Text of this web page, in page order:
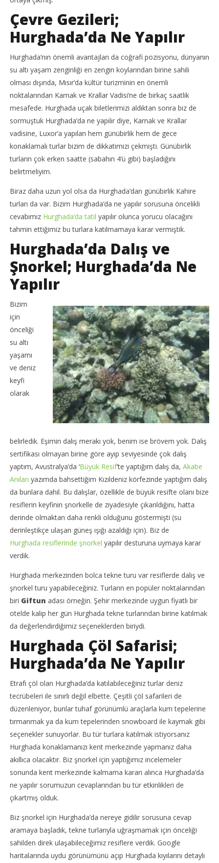
Hurghada’da Ne Yapılır; Hurghada Gezisi 4
26
2015
TheGutan
Çevre Gezileri;
Hurghada’da Ne Yapılır
Hurghada’nın önemli avantajları da coğrafi pozisyonu, dünyanın
su altı yaşam zenginliği en zengin koylarından birine sahili
olması dışında, Mısır’da kültür turizminin en önemli
noktalarından Karnak ve Krallar Vadisi’ne de birkaç saatlik
mesafede. Hurghada uçak biletlerimizi aldıktan sonra biz de
sormuştuk Hurghada’da ne yapılır diye, Karnak ve Krallar
vadisine, Luxor’a yapılan hem günübirlik hem de gece
konaklamalı turlar bizim de dikkatimizi çekmişti. Günübirlik
turların çok erken saatte (sabahın 4’ü gibi) başladığını
belirtmeliyim.
Biraz daha uzun yol olsa da Hurghada’dan günübirlik Kahire
turları da var. Bizim Hurghada’da ne yapılır sorusuna öncelikli
cevabımız Hurghada’da tatil yapılır olunca yorucu olacağını
tahmin ettiğimiz bu turlara katılmamaya karar vermiştik.
Hurghada’da Dalış ve
Şnorkel; Hurghada’da Ne
Yapılır
Bizim
için
önceliği
su altı
yaşamı
ve deniz
keyfi
olarak
belirledik. Eşimin dalış merakı yok, benim ise brövem yok. Dalış
sertifikası olmayan birine göre ayıp seviyesinde çok dalış
yaptım, Avustralya’da ‘Büyük Resif’te yaptığım dalış da, Akabe
Anıları yazımda bahsettiğim Kızıldeniz körfezinde yaptığım dalış
da bunlara dahil. Bu dalışlar, özellikle de büyük resifte olanı bize
resiflerin keyfinin şnorkelle de ziyadesiyle çıkarıldığını, hatta
derinde olmaktan daha renkli olduğunu göstermişti (su
derinleştikçe ulaşan güneş ışığı azaldığı için). Biz de
Hurghada resiflerinde şnorkel yapılır desturuna uymaya karar
verdik.
Hurghada merkezinden bolca tekne turu var resiflerde dalış ve
şnorkel turu yapabileceğiniz. Turların en popüler noktalarından
biri Giftun adası örneğin. Şehir merkezinde uygun fiyatlı bir
otelde kalıp her gün Hurghada tekne turlarından birine katılmak
da değerlendirdiğimiz seçeneklerden biriydi.
Hurghada Çöl Safarisi;
Hurghada’da Ne Yapılır
Etrafı çöl olan Hurghada’da katılabileceğiniz turlar deniz
tecrübeleri ile sınırlı değil elbette. Çeşitli çöl safarileri de
düzenleniyor, bunlar tuhaf görünümlü araçlarla kum tepelerine
tırmanmak ya da kum tepelerinden snowboard ile kaymak gibi
seçenekler sunuyorlar. Bu tür turlara katılmak istiyorsanız
Hurghada konaklamanızı kent merkezinde yapmanız daha
akıllıca olacaktır. Biz şnorkel için yaptığımız incelemeler
sonunda kent merkezinde kalmama kararı alınca Hurghada’da
ne yapılır sorumuzun cevaplarından bu tür etkinlikleri de
çıkartmış olduk.
Biz şnorkel için Hurghada’da nereye gidilir sorusuna cevap
aramaya başladık, tekne turlarıyla uğraşmamak için önceliği
sahilden direk ulaşabileceğimiz resiflere verdik. Google
haritalarında uydu görünümünü açıp Hurghada kıyılarını detaylı